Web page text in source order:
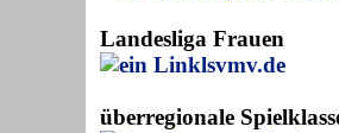
Landesliga Frauen
lsvmv.de
überregionale